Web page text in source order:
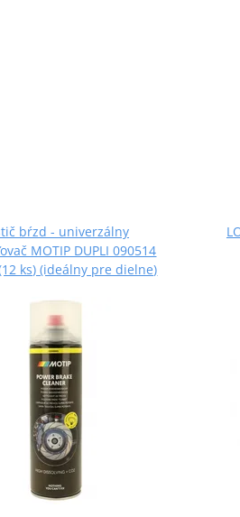
bŕzd - univerzálny
MOTIP DUPLI 090514
ks) (ideálny pre dielne)